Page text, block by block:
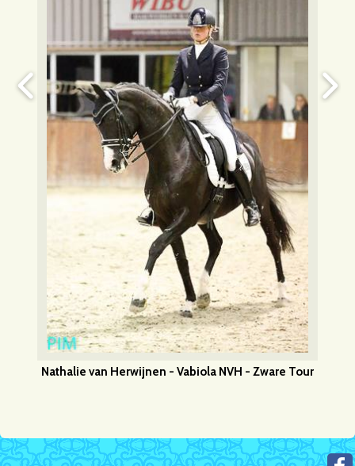
Nathalie van Herwijnen - Vabiola NVH - Zware Tour